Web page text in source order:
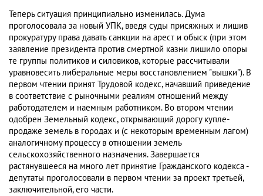
Теперь ситуация принципиально изменилась. Дума
проголосовала за новый УПК, введя суды присяжных и лишив
прокуратуру права давать санкции на арест и обыск (при этом
заявление президента против смертной казни лишило опоры
те группы политиков и силовиков, которые рассчитывали
уравновесить либеральные меры восстановлением "вышки"). В
первом чтении принят Трудовой кодекс, начавший приведение
в соответствие с рыночными реалиям отношений между
работодателем и наемным работником. Во втором чтении
одобрен Земельный кодекс, открывающий дорогу купле-
продаже земель в городах и (с некоторым временным лагом)
аналогичному процессу в отношении земель
сельскохозяйственного назначения. Завершается
растянувшееся на много лет принятие Гражданского кодекса -
депутаты проголосовали в первом чтении за проект третьей,
заключительной, его части.